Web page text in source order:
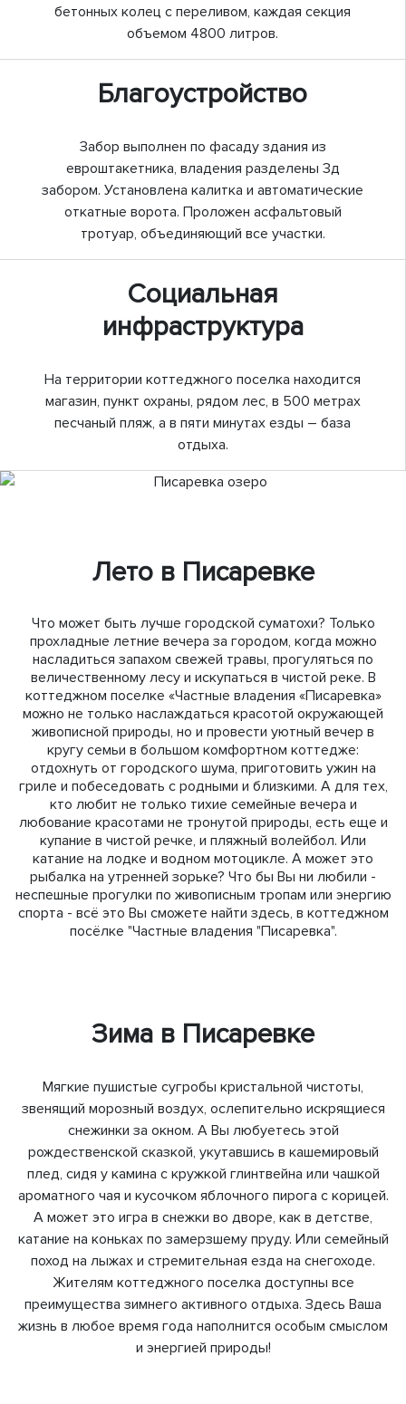
бетонных колец с переливом, каждая секция
объемом 4800 литров.
Благоустройство
Забор выполнен по фасаду здания из
евроштакетника, владения разделены 3д
забором. Установлена калитка и автоматические
откатные ворота. Проложен асфальтовый
тротуар, объединяющий все участки.
Социальная
инфраструктура
На территории коттеджного поселка находится
магазин, пункт охраны, рядом лес, в 500 метрах
песчаный пляж, а в пяти минутах езды – база
отдыха.
Лето в Писаревке
Что может быть лучше городской суматохи? Только
прохладные летние вечера за городом, когда можно
насладиться запахом свежей травы, прогуляться по
величественному лесу и искупаться в чистой реке. В
коттеджном поселке «Частные владения «Писаревка»
можно не только наслаждаться красотой окружающей
живописной природы, но и провести уютный вечер в
кругу семьи в большом комфортном коттедже:
отдохнуть от городского шума, приготовить ужин на
гриле и побеседовать с родными и близкими. А для тех,
кто любит не только тихие семейные вечера и
любование красотами не тронутой природы, есть еще и
купание в чистой речке, и пляжный волейбол. Или
катание на лодке и водном мотоцикле. А может это
рыбалка на утренней зорьке? Что бы Вы ни любили -
неспешные прогулки по живописным тропам или энергию
спорта - всё это Вы сможете найти здесь, в коттеджном
посёлке "Частные владения "Писаревка".
Зима в Писаревке
Мягкие пушистые сугробы кристальной чистоты,
звенящий морозный воздух, ослепительно искрящиеся
снежинки за окном. А Вы любуетесь этой
рождественской сказкой, укутавшись в кашемировый
плед, сидя у камина с кружкой глинтвейна или чашкой
ароматного чая и кусочком яблочного пирога с корицей.
А может это игра в снежки во дворе, как в детстве,
катание на коньках по замерзшему пруду. Или семейный
поход на лыжах и стремительная езда на снегоходе.
Жителям коттеджного поселка доступны все
преимущества зимнего активного отдыха. Здесь Ваша
жизнь в любое время года наполнится особым смыслом
и энергией природы!